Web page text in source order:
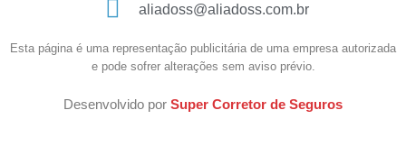
aliadoss@aliadoss.com.br
Esta página é uma representação publicitária de uma empresa autorizada
e pode sofrer alterações sem aviso prévio.
Desenvolvido por Super Corretor de Seguros